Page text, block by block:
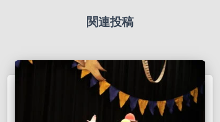
関連投稿